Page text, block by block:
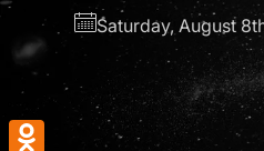
Перейти
содержимому
Saturday, August